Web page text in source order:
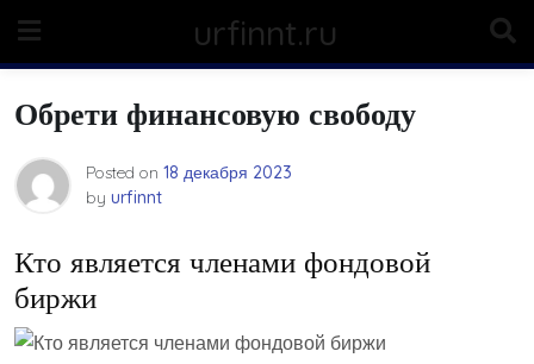
content
urfinnt.ru
Обрети финансовую свободу
Posted on 18 декабря 2023
by urfinnt
Кто является членами фондовой
биржи